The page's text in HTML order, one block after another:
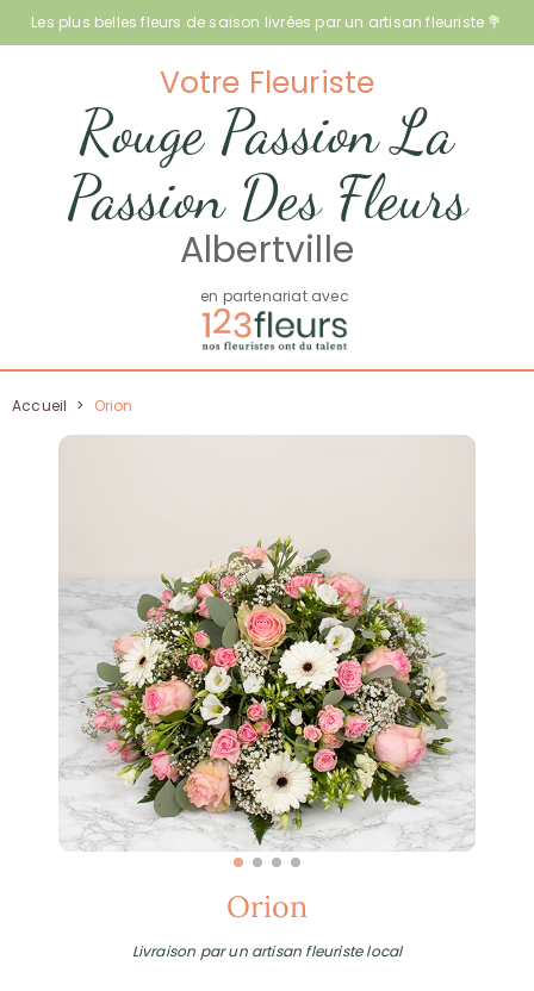
Les plus belles fleurs de saison livrées par un artisan fleuriste 💐
Votre Fleuriste
Rouge Passion La
Passion Des Fleurs
Albertville
en partenariat avec
Accueil > Orion
Orion
Livraison par un artisan fleuriste local